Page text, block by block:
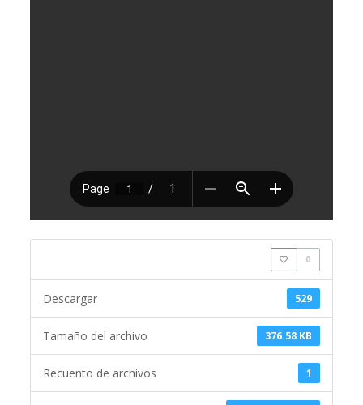
0
529
Descargar
376.58 KB
Tamaño del archivo
1
Recuento de archivos